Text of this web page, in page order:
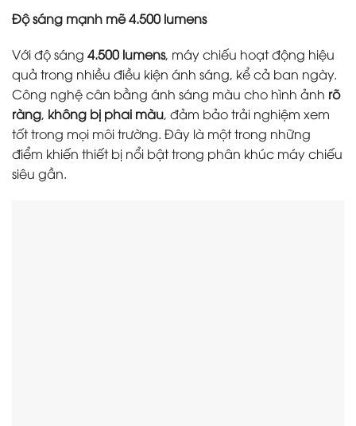
Độ sáng mạnh mẽ 4.500 lumens
Với độ sáng 4.500 lumens, máy chiếu hoạt động hiệu
quả trong nhiều điều kiện ánh sáng, kể cả ban ngày.
Công nghệ cân bằng ánh sáng màu cho hình ảnh rõ
ràng, không bị phai màu, đảm bảo trải nghiệm xem
tốt trong mọi môi trường. Đây là một trong những
điểm khiến thiết bị nổi bật trong phân khúc máy chiếu
siêu gần.